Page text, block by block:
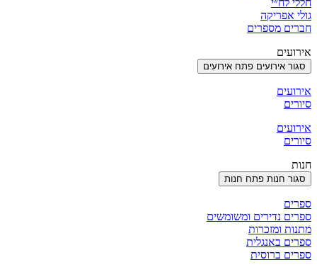
חללי לח״י
גולי אפריקה
חברים מספרים
אירועים
סגור אירועים פתח אירועים
אירועים
סיורים
אירועים
סיורים
חנות
סגור חנות פתח חנות
ספרים
ספרים נדירים ומשומשים
מתנות ומזכרות
ספרים באנגלית
ספרים ברוסית